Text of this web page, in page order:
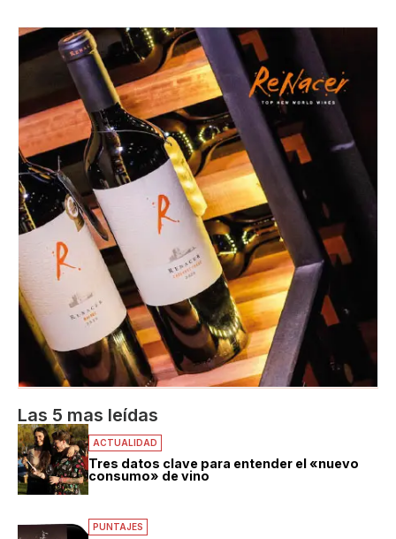
Las 5 mas leídas
ACTUALIDAD
Tres datos clave para entender el «nuevo
consumo» de vino
PUNTAJES